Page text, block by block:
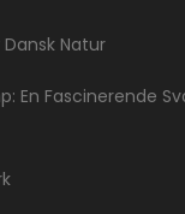
Natur
En Fascinerende